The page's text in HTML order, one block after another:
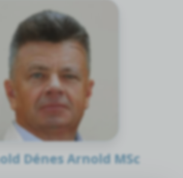
Dénes Arnold MSc